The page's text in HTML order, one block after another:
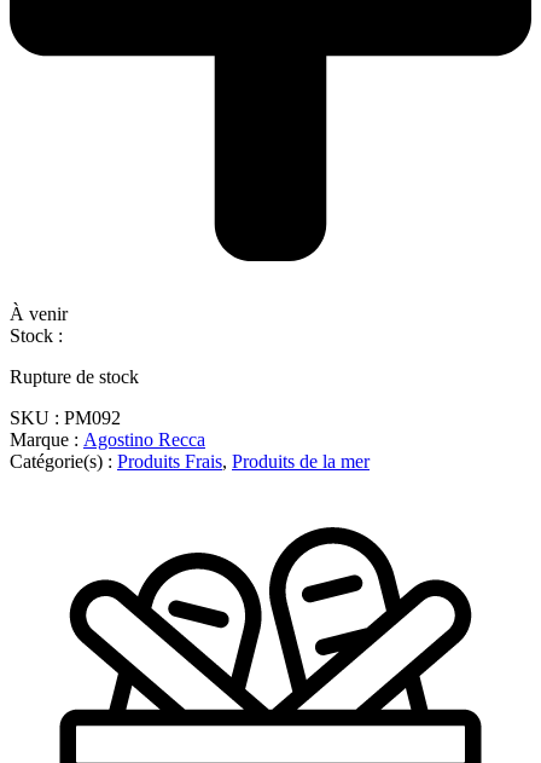
À venir
Stock :
Rupture de stock
SKU : PM092
Marque : Agostino Recca
Catégorie(s) : Produits Frais, Produits de la mer